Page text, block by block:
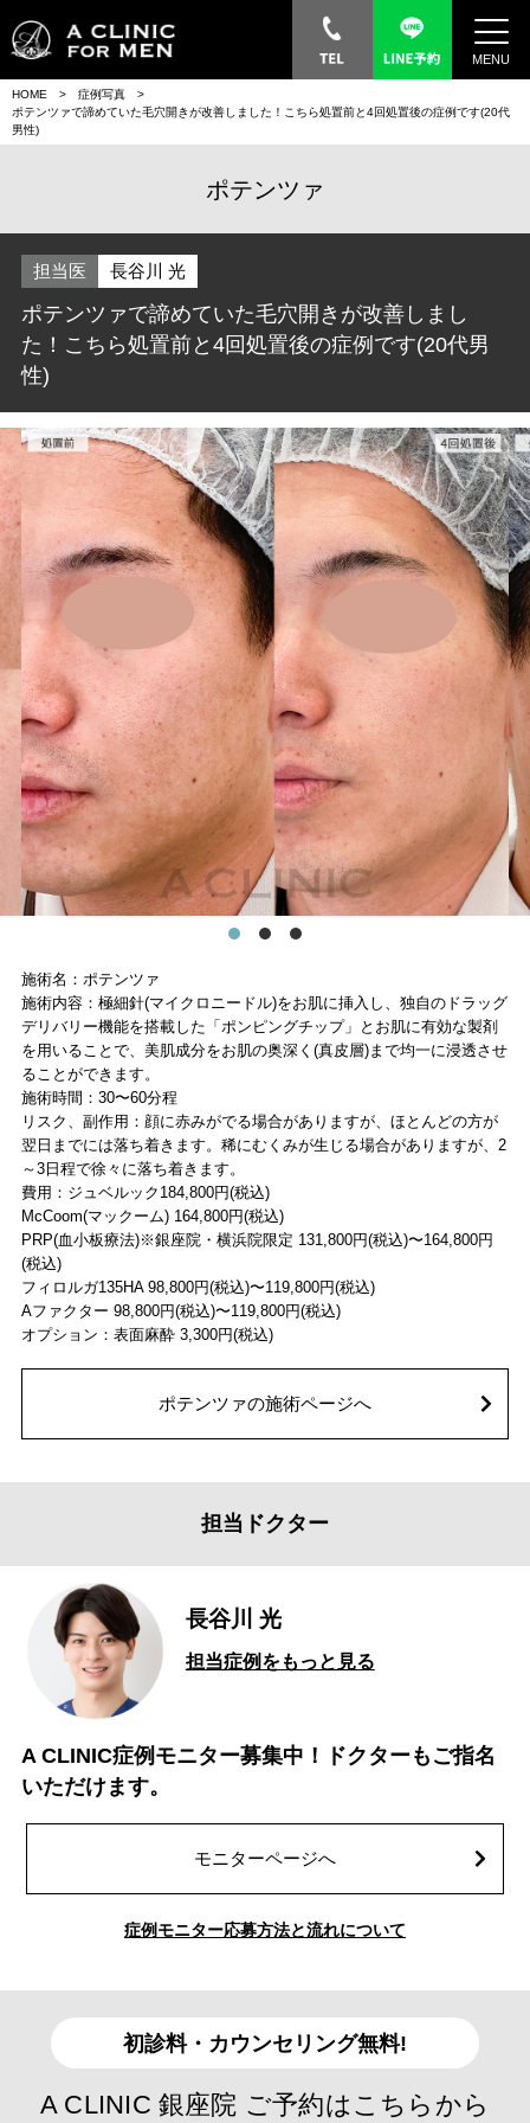
MENU
HOME
症例写真
ポテンツァで諦めていた毛穴開きが改善しました！こちら処置前と4回処置後の症例です(20代
男性)
ポテンツァ
担当医 長谷川 光
ポテンツァで諦めていた毛穴開きが改善しまし
た！こちら処置前と4回処置後の症例です(20代男
性)
施術名：ポテンツァ
施術内容：極細針(マイクロニードル)をお肌に挿入し、独自のドラッグ
デリバリー機能を搭載した「ポンピングチップ」とお肌に有効な製剤
を用いることで、美肌成分をお肌の奥深く(真皮層)まで均一に浸透させ
ることができます。
施術時間：30〜60分程
リスク、副作用：顔に赤みがでる場合がありますが、ほとんどの方が
翌日までには落ち着きます。稀にむくみが生じる場合がありますが、2
～3日程で徐々に落ち着きます。
費用：ジュベルック184,800円(税込)
McCoom(マックーム) 164,800円(税込)
PRP(血小板療法)※銀座院・横浜院限定 131,800円(税込)〜164,800円
(税込)
フィロルガ135HA 98,800円(税込)〜119,800円(税込)
Aファクター 98,800円(税込)〜119,800円(税込)
オプション：表面麻酔 3,300円(税込)
ポテンツァの施術ページへ
担当ドクター
長谷川 光
担当症例をもっと見る
A CLINIC症例モニター募集中！ドクターもご指名
いただけます。
モニターページへ
症例モニター応募方法と流れについて
初診料・カウンセリング無料!
A CLINIC 銀座院 ご予約はこちらから